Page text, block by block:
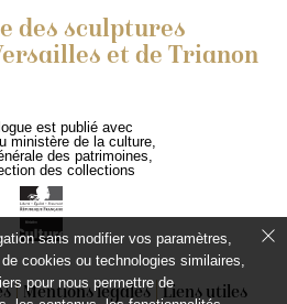
des sculptures
et de Trianon
est publié avec
ministère de la culture,
des patrimoines,
des collections
Mentions légales Liens utiles
sans modifier vos paramètres,
cookies ou technologies similaires,
pour nous permettre de